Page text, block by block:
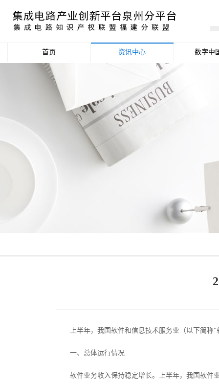
首页 资讯中心
政策信息
活动公告
数据统计分析
数字中
上半年，我国软件和信息技术服务业（以下简
一、总体运行情况
软件业务收入保持稳定增长。上半年，我国软件